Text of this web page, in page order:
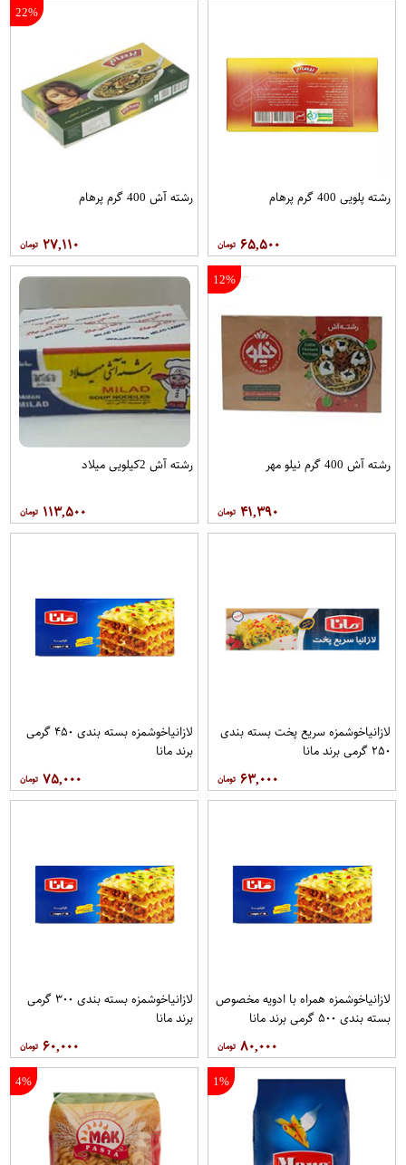
رشته پلویی 400 گرم پرهام
۶۵,۵۰۰
22%
رشته آش 400 گرم پرهام
۲۷,۱۱۰
12%
رشته آش 400 گرم نیلو مهر
۴۱,۳۹۰
رشته آش 2کیلویی میلاد
۱۱۳,۵۰۰
لازانياخوشمزه سریع پخت بسته بندی
۲۵۰ گرمی برند مانا
۶۳,۰۰۰
لازانياخوشمزه بسته بندی ۴۵۰ گرمی
برند مانا
۷۵,۰۰۰
لازانياخوشمزه همراه با ادویه مخصوص
بسته بندی ۵۰۰ گرمی برند مانا
۸۰,۰۰۰
لازانياخوشمزه بسته بندی ۳۰۰ گرمی
برند مانا
۶۰,۰۰۰
1%
4%